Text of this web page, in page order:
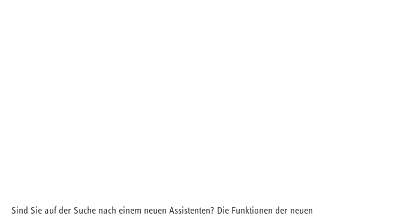
Sind Sie auf der Suche nach einem neuen Assistenten? Die Funktionen der neuen